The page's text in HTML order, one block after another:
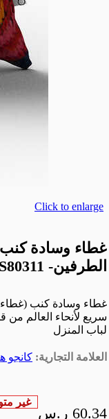
Click to enlarge
غطاء وسادة
الطرفين- S80311
لباب المنزل
العلامة التجارية: كانجو
60.34 ر.س
غير